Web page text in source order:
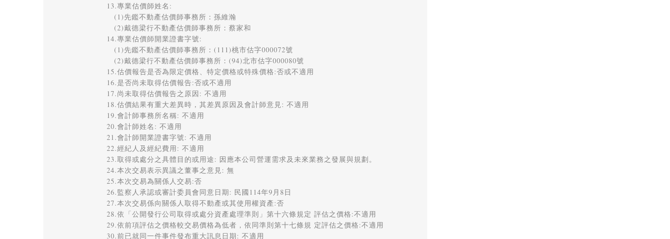
13.專業估價師姓名:
(1)先鑑不動產估價師事務所：孫維瀚
(2)戴德梁行不動產估價師事務所：蔡家和
14.專業估價師開業證書字號:
(1)先鑑不動產估價師事務所：(111)桃市估字000072號
(2)戴德梁行不動產估價師事務所：(94)北市估字000080號
15.估價報告是否為限定價格、特定價格或特殊價格:否或不適用
16.是否尚未取得估價報告:否或不適用
17.尚未取得估價報告之原因: 不適用
18.估價結果有重大差異時，其差異原因及會計師意見: 不適用
19.會計師事務所名稱: 不適用
20.會計師姓名: 不適用
21.會計師開業證書字號: 不適用
22.經紀人及經紀費用: 不適用
23.取得或處分之具體目的或用途: 因應本公司營運需求及未來業務之發展與規劃。
24.本次交易表示異議之董事之意見: 無
25.本次交易為關係人交易:否
26.監察人承認或審計委員會同意日期: 民國114年9月8日
27.本次交易係向關係人取得不動產或其使用權資產:否
28.依「公開發行公司取得或處分資產處理準則」第十六條規定 評估之價格:不適用
29.依前項評估之價格較交易價格為低者，依同準則第十七條規 定評估之價格:不適用
30.前已就同一件事件發布重大訊息日期: 不適用